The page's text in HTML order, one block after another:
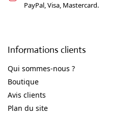
PayPal, Visa, Mastercard.
Informations clients
Qui sommes-nous ?
Boutique
Avis clients
Plan du site